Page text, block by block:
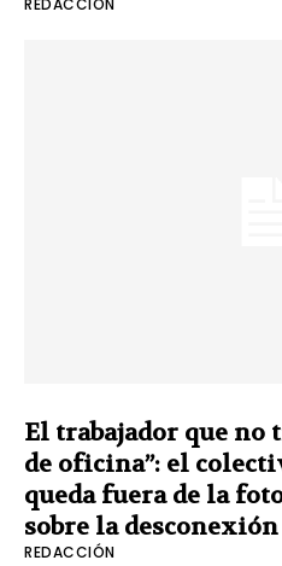
El trabajador que no
de oficina”: el
queda fuera de la
sobre la
REDACCIÓN